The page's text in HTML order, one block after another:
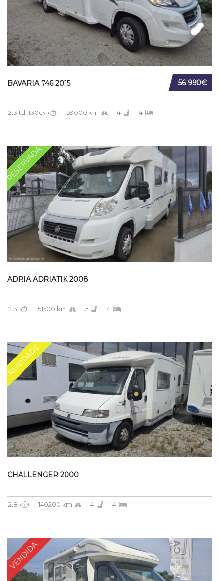
56 990€
BAVARIA 746 2015
2.3jtd, 130cv 59000 km 4 4
RESERVADA
ADRIA ADRIATIK 2008
2.3 51500 km 5 4
NOVIDADE
CHALLENGER 2000
2.8 140200 km 4 4
VENDIDA